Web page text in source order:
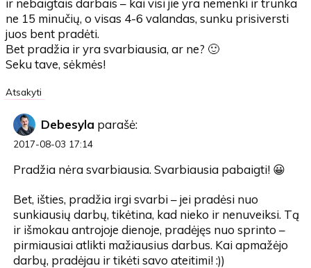
ne 15 minučių, o visas 4-6 valandas, sunku prisiversti
juos bent pradėti.
Bet pradžia ir yra svarbiausia, ar ne? 🙂
Seku tave, sėkmės!
Atsakyti
Debesyla parašė:
2017-08-03 17:14
Pradžia nėra svarbiausia. Svarbiausia pabaigti! 😀
Bet, išties, pradžia irgi svarbi – jei pradėsi nuo
sunkiausių darbų, tikėtina, kad nieko ir nenuveiksi. Tą
ir išmokau antrojoje dienoje, pradėjęs nuo sprinto –
pirmiausiai atlikti mažiausius darbus. Kai apmažėjo
darbų, pradėjau ir tikėti savo ateitimi! :))